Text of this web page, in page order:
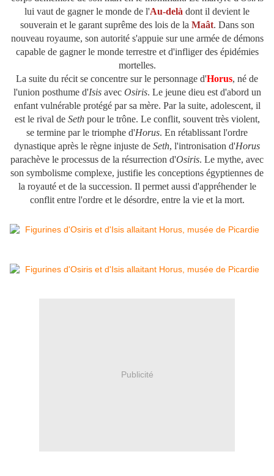
lui vaut de gagner le monde de l'Au-delà dont il devient le
souverain et le garant suprême des lois de la Maât. Dans son
nouveau royaume, son autorité s'appuie sur une armée de démons
capable de gagner le monde terrestre et d'infliger des épidémies
mortelles.
La suite du récit se concentre sur le personnage d'Horus, né de
l'union posthume d'Isis avec Osiris. Le jeune dieu est d'abord un
enfant vulnérable protégé par sa mère. Par la suite, adolescent, il
est le rival de Sethpour le trône. Le conflit, souvent très violent,
se termine par le triomphe d'Horus. En rétablissant l'ordre
dynastique après le règne injuste de Seth, l'intronisation d'Horus
parachève le processus de la résurrection d'Osiris. Le mythe, avec
son symbolisme complexe, justifie les conceptions égyptiennes de
la royauté et de la succession. Il permet aussi d'appréhender le
conflit entre l'ordre et le désordre, entre la vie et la mort.
Publicité